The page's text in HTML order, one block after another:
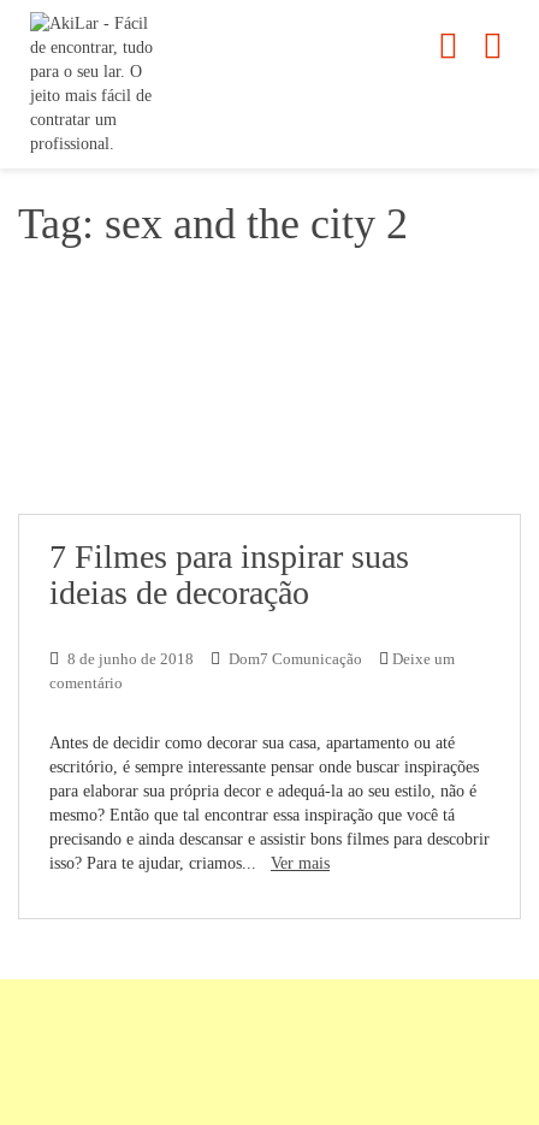
Tag: sex and the city 2
7 Filmes para inspirar suas
ideias de decoração
8 de junho de 2018 Dom7 Comunicação
Deixe um
comentário
Antes de decidir como decorar sua casa, apartamento ou até
escritório, é sempre interessante pensar onde buscar inspirações
para elaborar sua própria decor e adequá-la ao seu estilo, não é
mesmo? Então que tal encontrar essa inspiração que você tá
precisando e ainda descansar e assistir bons filmes para descobrir
isso? Para te ajudar, criamos... Ver mais